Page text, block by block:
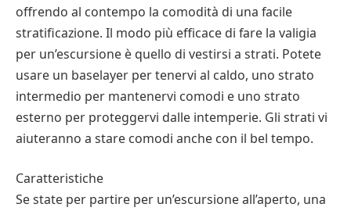
offrendo al contempo la comodità di una facile
stratificazione. Il modo più efficace di fare la valigia
per un’escursione è quello di vestirsi a strati. Potete
usare un baselayer per tenervi al caldo, uno strato
intermedio per mantenervi comodi e uno strato
esterno per proteggervi dalle intemperie. Gli strati vi
aiuteranno a stare comodi anche con il bel tempo.
Caratteristiche
Se state per partire per un’escursione all’aperto, una